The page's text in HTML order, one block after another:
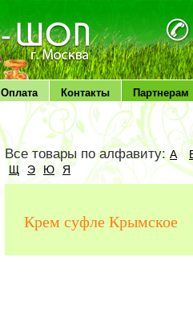
Оплата Контакты Партнерам
Все товары по алфавиту:А
Щ Э Ю Я
Крем суфле Крымское